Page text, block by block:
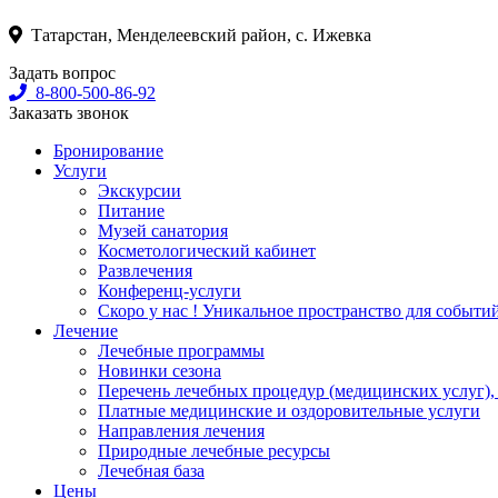
Татарстан, Менделеевский район, с. Ижевка
Задать вопрос
8-800-500-86-92
Заказать звонок
Бронирование
Услуги
Экскурсии
Питание
Музей санатория
Косметологический кабинет
Развлечения
Конференц-услуги
Скоро у нас ! Уникальное пространство для
Лечение
Лечебные программы
Новинки сезона
Перечень лечебных процедур (медицинских
Платные медицинские и оздоровительные услуги
Направления лечения
Природные лечебные ресурсы
Лечебная база
Цены